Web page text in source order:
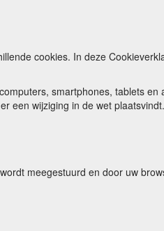
cookies. In deze
smartphones, tablets
een wijziging in de wet
meegestuurd en door uw